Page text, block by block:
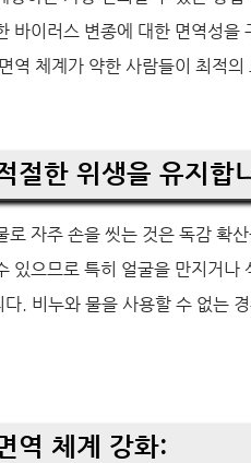
바이러스 변종에 대한 면역성
역 체계가 약한 사람들이 최적
절한 위생을 유지합
로 자주 손을 씻는 것은 독감 확
있으므로 특히 얼굴을 만지거나
다. 비누와 물을 사용할 수 없는
역 체계 강화: